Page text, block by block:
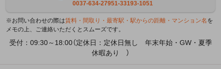
0037-634-27951-33193-1051
※お問い合わせの際は賃料・間取り・最寄駅・駅からの距離・マンション名 を
メモの上、ご連絡いただくとスムーズです。
受付：09:30～18:00（定休日：定休日無し 年末年始・GW・夏季
休暇あり ）